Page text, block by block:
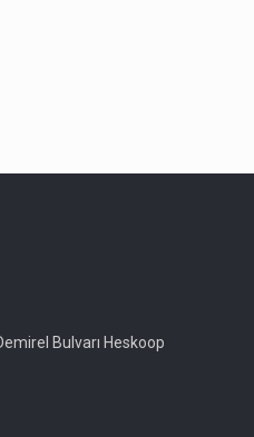
Bulvarı Heskoop